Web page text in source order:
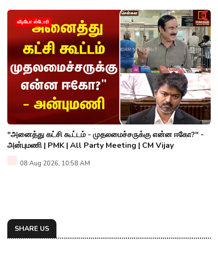
வீடியோ ஸ்டோரி
"அனைத்து கட்சி கூட்டம் - முதலமைச்சருக்கு என்ன ஈகோ?" -
அன்புமணி | PMK | All Party Meeting | CM Vijay
08 Aug 2026, 10:58 AM
SHARE US